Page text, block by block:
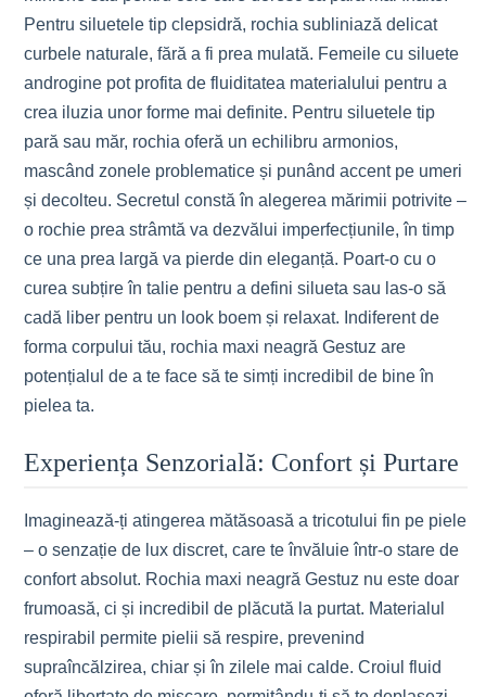
Pentru siluetele tip clepsidră, rochia subliniază delicat
curbele naturale, fără a fi prea mulată. Femeile cu siluete
androgine pot profita de fluiditatea materialului pentru a
crea iluzia unor forme mai definite. Pentru siluetele tip
pară sau măr, rochia oferă un echilibru armonios,
mascând zonele problematice și punând accent pe umeri
și decolteu. Secretul constă în alegerea mărimii potrivite –
o rochie prea strâmtă va dezvălui imperfecțiunile, în timp
ce una prea largă va pierde din eleganță. Poart-o cu o
curea subțire în talie pentru a defini silueta sau las-o să
cadă liber pentru un look boem și relaxat. Indiferent de
forma corpului tău, rochia maxi neagră Gestuz are
potențialul de a te face să te simți incredibil de bine în
pielea ta.
Experiența Senzorială: Confort și Purtare
Imaginează-ți atingerea mătăsoasă a tricotului fin pe piele
– o senzație de lux discret, care te învăluie într-o stare de
confort absolut. Rochia maxi neagră Gestuz nu este doar
frumoasă, ci și incredibil de plăcută la purtat. Materialul
respirabil permite pielii să respire, prevenind
supraîncălzirea, chiar și în zilele mai calde. Croiul fluid